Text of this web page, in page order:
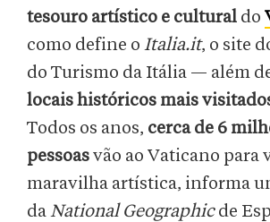
tesouro artístico e cultural do
como define o Italia.it, o site
do Turismo da Itália — além
locais históricos mais
Todos os anos, cerca de 6
pessoasvão ao Vaticano para
maravilha artística, informa
daNational Geographicde